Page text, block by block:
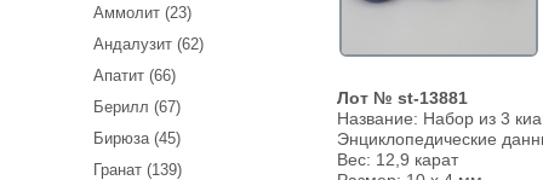
Аммолит (23)
Андалузит (62)
Апатит (66)
Берилл (67)
Бирюза (45)
Гранат (139)
Лот № st-13881
Название: Набор из 3
Энциклопедические
Вес: 12,9 карат